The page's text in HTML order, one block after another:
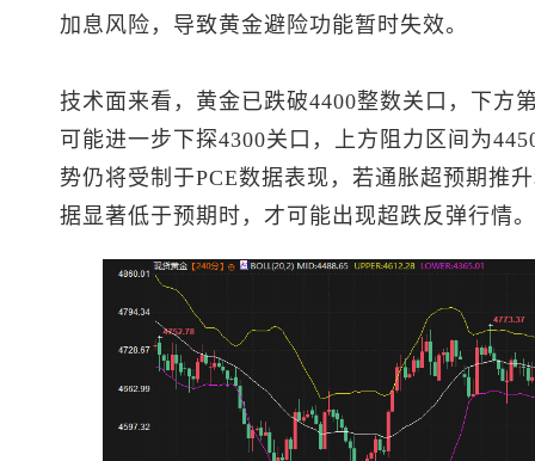
加息风险，导致黄金避险功能暂时失效。
技术面来看，黄金已跌破4400整数关口，下方
可能进一步下探4300关口，上方阻力区间为
势仍将受制于PCE数据表现，若通胀超预期推
据显著低于预期时，才可能出现超跌反弹行情。